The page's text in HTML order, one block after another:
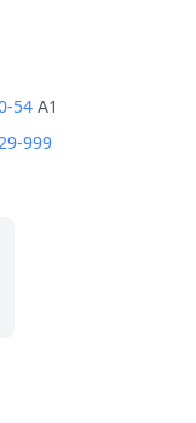
54 A1
999